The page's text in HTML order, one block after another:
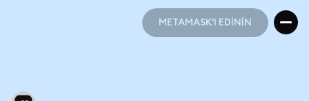
METAMASK'I EDİNİN